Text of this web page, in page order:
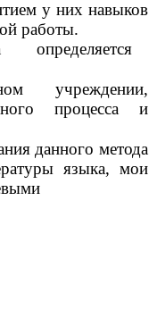
у них навыков
работы.
определяется
учреждении,
процесса и
данного метода
языка, мои
ключевыми